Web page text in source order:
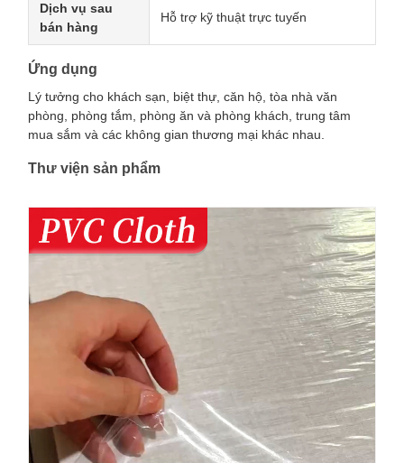
Dịch vụ sau
bán hàng
Hỗ trợ kỹ thuật trực tuyến
Ứng dụng
Lý tưởng cho khách sạn, biệt thự, căn hộ, tòa nhà văn
phòng, phòng tắm, phòng ăn và phòng khách, trung tâm
mua sắm và các không gian thương mại khác nhau.
Thư viện sản phẩm